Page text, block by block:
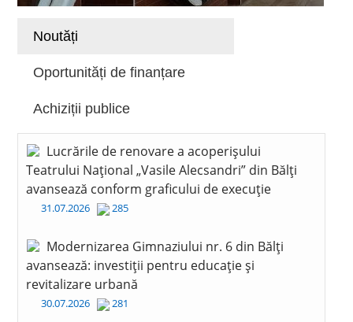
Noutăți
Oportunități de finanțare
Achiziții publice
Lucrările de renovare a acoperișului
Teatrului Național „Vasile Alecsandri” din Bălți
avansează conform graficului de execuție
31.07.2026 285
Modernizarea Gimnaziului nr. 6 din Bălți
avansează: investiții pentru educație și
revitalizare urbană
30.07.2026 281